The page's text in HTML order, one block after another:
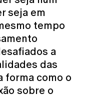
seja em
tempo
a
das
forma como o
sobre o